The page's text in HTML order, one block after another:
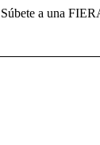
Súbete a una